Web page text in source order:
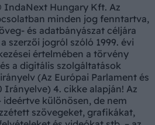
IndaNext Hungary Kft. Az
minden jog fenntartva,
és adatbányászat céljára
szerzői jogról szóló 1999. évi
értelmében a törvény
a digitális szolgáltatások
(Az Európai Parlament és
Irányelve) 4. cikke alapján! Az
különösen, de nem
szövegeket, grafikákat,